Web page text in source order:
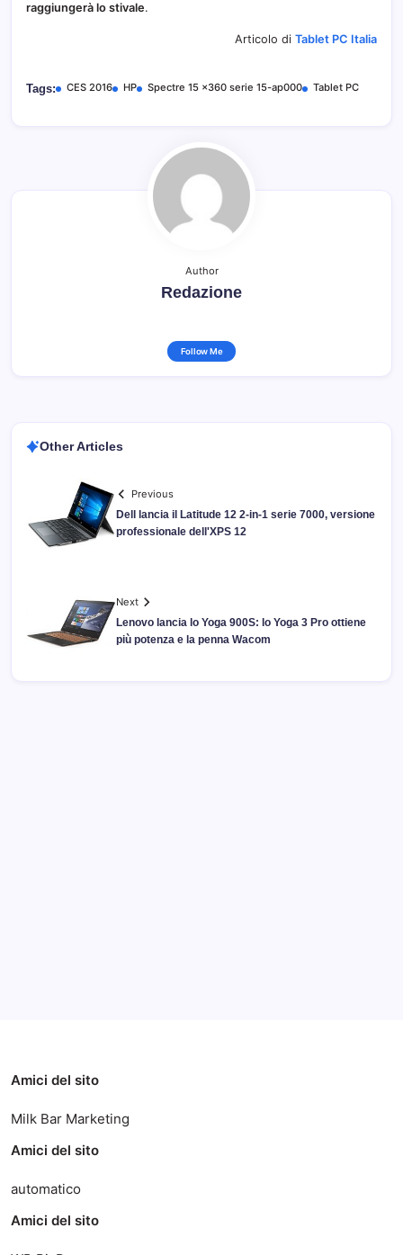
raggiungerà lo stivale.
Articolo di Tablet PC Italia
Tags: CES 2016 HP Spectre 15 x360 serie 15-ap000 Tablet PC
Author
Redazione
Follow Me
Other Articles
Previous
Dell lancia il Latitude 12 2-in-1 serie 7000, versione
professionale dell'XPS 12
Next
Lenovo lancia lo Yoga 900S: lo Yoga 3 Pro ottiene
più potenza e la penna Wacom
Amici del sito
Milk Bar Marketing
Amici del sito
automatico
Amici del sito